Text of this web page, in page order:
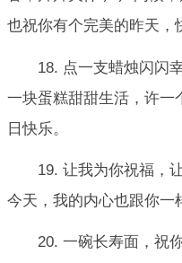
也祝你有个完美的昨天，
18. 点一支蜡烛闪闪
一块蛋糕甜甜生活，许一
日快乐。
19. 让我为你祝福，
今天，我的内心也跟你一
20. 一碗长寿面，祝